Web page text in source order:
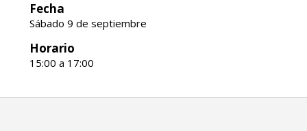
Fecha
Sábado 9 de septiembre
Horario
15:00 a 17:00